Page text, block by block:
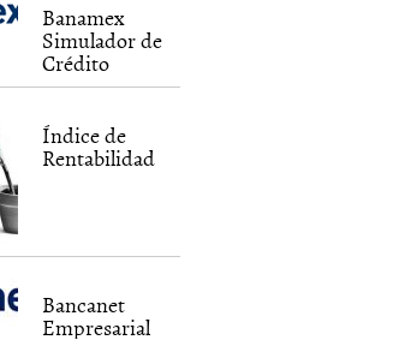
Banamex
Simulador de
Crédito
Índice de
Rentabilidad
Bancanet
Empresarial